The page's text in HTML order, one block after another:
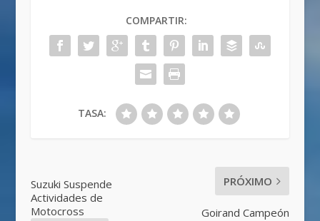
COMPARTIR:
TASA:
Suzuki Suspende
Actividades de
Motocross
PRÓXIMO
Goirand Campeón